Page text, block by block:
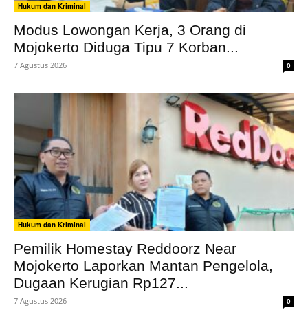
Hukum dan Kriminal
Modus Lowongan Kerja, 3 Orang di
Mojokerto Diduga Tipu 7 Korban...
7 Agustus 2026 0
Hukum dan Kriminal
Pemilik Homestay Reddoorz Near
Mojokerto Laporkan Mantan Pengelola,
Dugaan Kerugian Rp127...
7 Agustus 2026 0